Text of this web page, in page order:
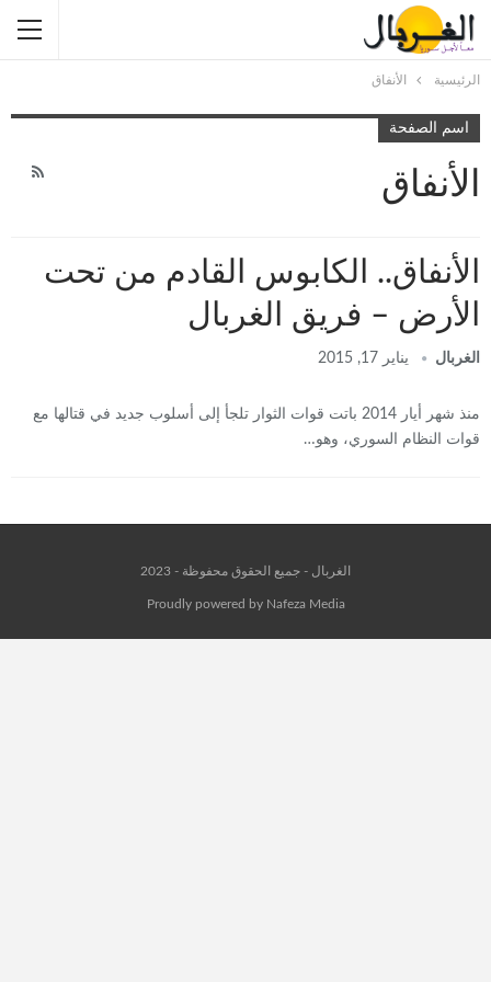
الرئيسية الأنفاق
اسم الصفحة
الأنفاق
الأنفاق.. الكابوس القادم من تحت
الأرض – فريق الغربال
الغربال يناير 17, 2015
منذ شهر أيار 2014 باتت قوات الثوار تلجأ إلى أسلوب جديد في قتالها مع
قوات النظام السوري، وهو…
الغربال - جميع الحقوق محفوظة - 2023
Proudly powered by Nafeza Media